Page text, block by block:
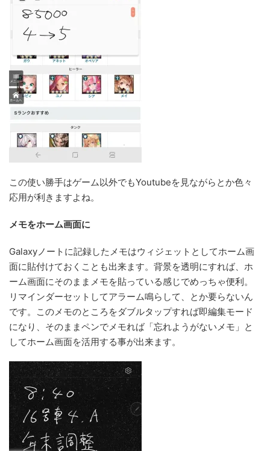
この使い勝手はゲーム以外でもYoutubeを見ながらとか色々
応用が利きますよね。
メモをホーム画面に
Galaxyノートに記録したメモはウィジェットとしてホーム画
面に貼付けておくことも出来ます。背景を透明にすれば、ホ
ーム画面にそのままメモを貼っている感じでめっちゃ便利。
リマインダーセットしてアラーム鳴らして、とか要らないん
です。このメモのところをダブルタップすれば即編集モード
になり、そのままペンでメモれば「忘れようがないメモ」と
してホーム画面を活用する事が出来ます。